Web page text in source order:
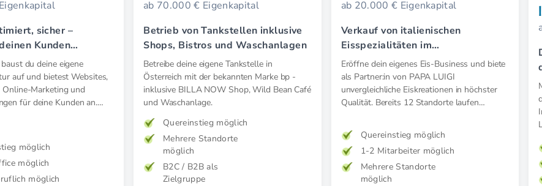
sicher –
Kunden
du deine eigene
auf und bietest Websites,
Marketing und
für deine Kunden an.
möglich
möglich
möglich
ab 70.000 € Eigenkapital
Betrieb von Tankstellen inklusive
Shops, Bistros und Waschanlagen
Betreibe deine eigene Tankstelle in
Österreich mit der bekannten Marke bp -
inklusive BILLA NOW Shop, Wild Bean Café
und Waschanlage.
Quereinstieg möglich
Mehrere Standorte
möglich
B2C / B2B als
Zielgruppe
ab 20.000 € Eigenkapital
Verkauf von italienischen
Eisspezialitäten im
Verkaufsanhänger oder als
Gelateria (indoor)
Eröffne dein eigenes Eis-Business und biete
als Partner:in von PAPA LUIGI
unvergleichliche Eiskreationen in höchster
Qualität. Bereits 12 Standorte laufen
Profitiere von dem Erfolg des Franchise.
Quereinstieg möglich
1-2 Mitarbeiter möglich
Mehrere Standorte
möglich